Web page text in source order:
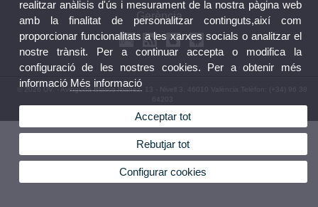
Gerència
© 2026 UV. - Avinguda Blasco Ibáñez, 13 - Nivell 3. 46010 València.Telèfon: (+34) 96 38
Política privacitat|Cookies
realitzar anàlisis d'ús i mesurament de la nostra pàgina web
amb la finalitat de personalitzar continguts,així com
proporcionar funcionalitats a les xarxes socials o analitzar el
nostre trànsit. Per a continuar accepta o modifica la
configuració de les nostres cookies. Per a obtenir més
informació Més informació
Acceptar tot
Rebutjar tot
Configurar cookies